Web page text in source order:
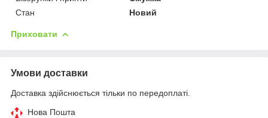
Стан
Новий
Приховати
Умови доставки
Доставка здійснюється тільки по передоплаті.
Нова Пошта